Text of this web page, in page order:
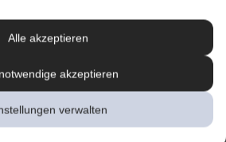
Alle akzeptieren
akzeptieren
verwalten
je 10 g Pulver in Wasser ein – für einen
unkompliziert und flexibel in den
Aussagen gemäß